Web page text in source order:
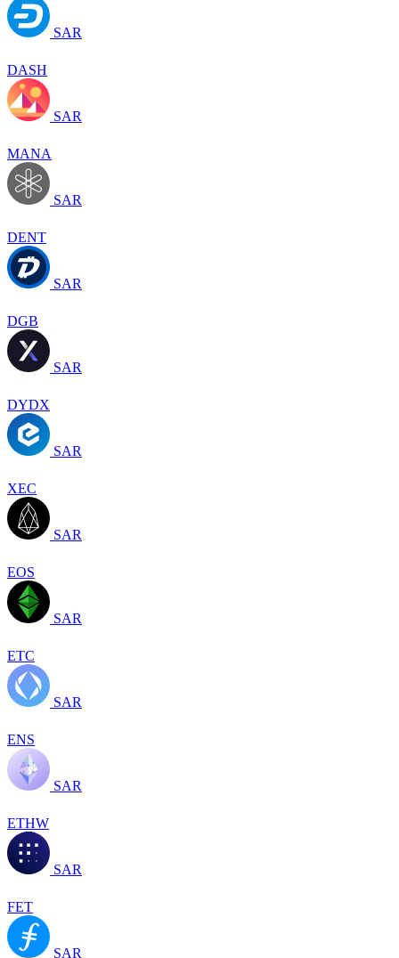
SAR
DASH
SAR
MANA
SAR
DENT
SAR
DGB
SAR
DYDX
SAR
XEC
SAR
EOS
SAR
ETC
SAR
ENS
SAR
ETHW
SAR
FET
SAR